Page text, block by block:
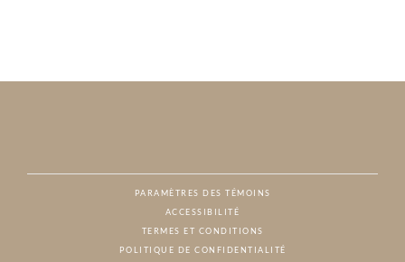
PARAMÈTRES DES TÉMOINS
ACCESSIBILITÉ
TERMES ET CONDITIONS
POLITIQUE DE CONFIDENTIALITÉ